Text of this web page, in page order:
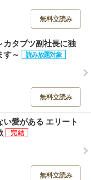
無料立読み
カタブツ副社長に独
す～
無料立読み
愛がある エリート
無料立読み